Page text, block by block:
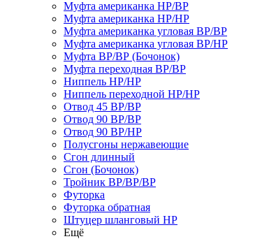
Муфта американка НР/ВР
Муфта американка НР/НР
Муфта американка угловая ВР/ВР
Муфта американка угловая ВР/НР
Муфта ВР/ВР (Бочонок)
Муфта переходная ВР/ВР
Ниппель НР/НР
Ниппель переходной НР/НР
Отвод 45 ВР/ВР
Отвод 90 ВР/ВР
Отвод 90 ВР/НР
Полусгоны нержавеющие
Сгон длинный
Сгон (Бочонок)
Тройник ВР/ВР/ВР
Футорка
Футорка обратная
Штуцер шланговый НР
Ещё